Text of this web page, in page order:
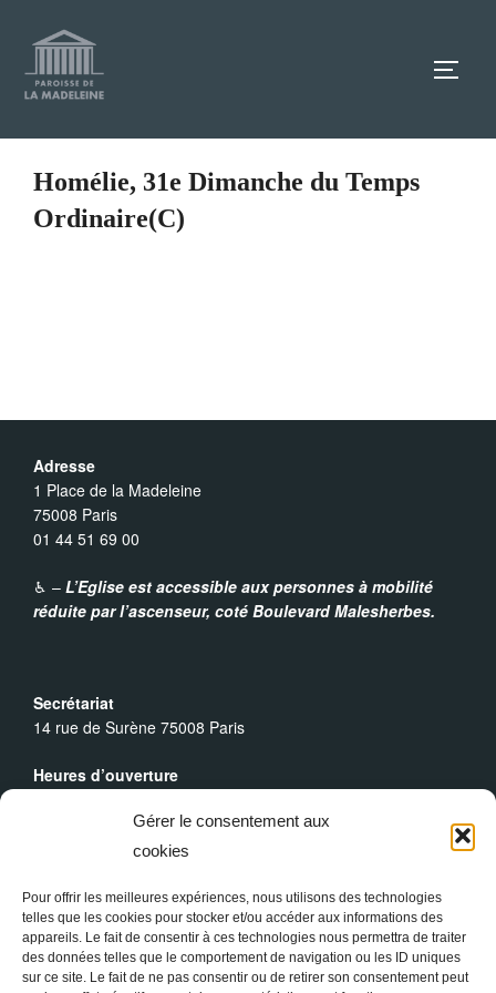
Gérer le consentement aux
cookies
Pour offrir les meilleures expériences, nous utilisons des technologies
telles que les cookies pour stocker et/ou accéder aux informations des
appareils. Le fait de consentir à ces technologies nous permettra de traiter
des données telles que le comportement de navigation ou les ID uniques
sur ce site. Le fait de ne pas consentir ou de retirer son consentement peut
contenu
Homélie, 31e Dimanche du Temps
Ordinaire(C)
Adresse
1 Place de la Madeleine
75008 Paris
01 44 51 69 00
♿︎ – L’Eglise est accessible aux personnes à mobilité
réduite par l’ascenseur, coté Boulevard Malesherbes.
Secrétariat
14 rue de Surène 75008 Paris
Heures d’ouverture
Messes Dominicales
Dimanche, messe à10h30et18h